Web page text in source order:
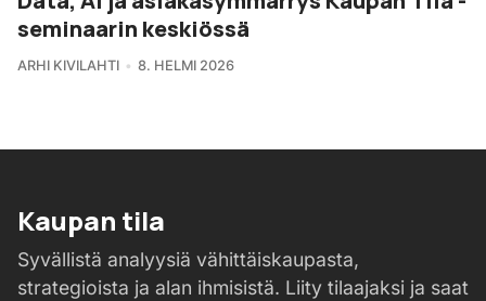
seminaarin keskiössä
ARHI KIVILAHTI 8. HELMI 2026
Kaupan tila
Syvällistä analyysiä vähittäiskaupasta,
strategioista ja alan ihmisistä. Liity tilaajaksi ja saat